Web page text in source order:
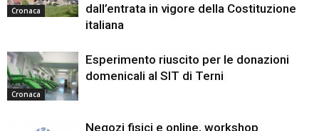
Cronaca
dall’entrata in vigore della Costituzione
italiana
Cronaca
Esperimento riuscito per le donazioni
domenicali al SIT di Terni
Negozi fisici e online, workshop